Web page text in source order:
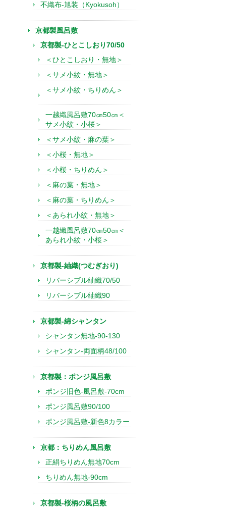
不織布-旭装（Kyokusoh）
京都製風呂敷
京都製-ひとこしおり70/50
＜ひとこしおり・無地＞
＜サメ小紋・無地＞
＜サメ小紋・ちりめん＞
一越織風呂敷70㎝50㎝＜
サメ小紋・小桜＞
＜サメ小紋・麻の葉＞
＜小桜・無地＞
＜小桜・ちりめん＞
＜麻の葉・無地＞
＜麻の葉・ちりめん＞
＜あられ小紋・無地＞
一越織風呂敷70㎝50㎝＜
あられ小紋・小桜＞
京都製-紬織(つむぎおり)
リバーシブル紬織70/50
リバーシブル紬織90
京都製-綿シャンタン
シャンタン無地-90-130
シャンタン-両面柄48/100
京都製：ポンジ風呂敷
ポンジ旧色-風呂敷-70cm
ポンジ風呂敷90/100
ポンジ風呂敷-新色8カラー
京都：ちりめん風呂敷
正絹ちりめん無地70cm
ちりめん無地-90cm
京都製-桜柄の風呂敷